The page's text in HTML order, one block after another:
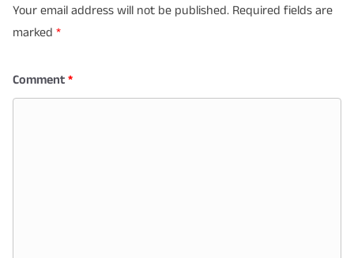
Your email address will not be published. Required fields are
marked *
Comment*